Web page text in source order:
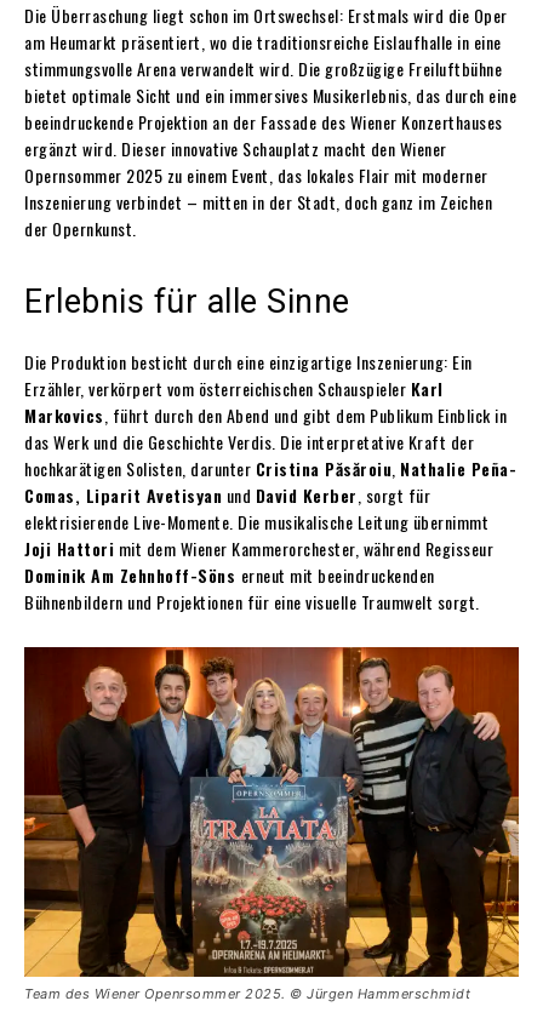
Die Überraschung liegt schon im Ortswechsel: Erstmals wird die Oper
am Heumarkt präsentiert, wo die traditionsreiche Eislaufhalle in eine
stimmungsvolle Arena verwandelt wird. Die großzügige Freiluftbühne
bietet optimale Sicht und ein immersives Musikerlebnis, das durch eine
beeindruckende Projektion an der Fassade des Wiener Konzerthauses
ergänzt wird. Dieser innovative Schauplatz macht den Wiener
Opernsommer 2025 zu einem Event, das lokales Flair mit moderner
Inszenierung verbindet – mitten in der Stadt, doch ganz im Zeichen
der Opernkunst.
Erlebnis für alle Sinne
Die Produktion besticht durch eine einzigartige Inszenierung: Ein
Erzähler, verkörpert vom österreichischen Schauspieler Karl
Markovics , führt durch den Abend und gibt dem Publikum Einblick in
das Werk und die Geschichte Verdis. Die interpretative Kraft der
hochkarätigen Solisten, darunter Cristina Păsăroiu Nathalie Peña-
Comas, Liparit Avetisyan und David Kerber , sorgt für
elektrisierende Live-Momente. Die musikalische Leitung übernimmt
Joji Hattori mit dem Wiener Kammerorchester, während Regisseur
Dominik Am Zehnhoff-Söns erneut mit beeindruckenden
Bühnenbildern und Projektionen für eine visuelle Traumwelt sorgt.
Team des Wiener Openrsommer 2025. © Jürgen Hammerschmidt